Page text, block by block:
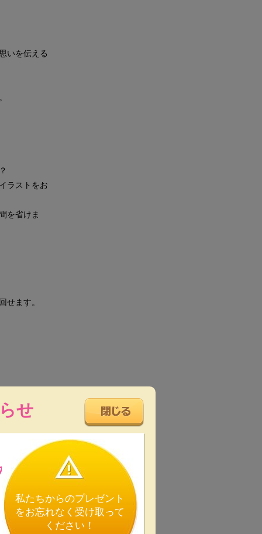
いを伝える
ラストをお
を省けま
せます。
せ
私たちからのプレゼント
をお忘れなく受け取って
ください！